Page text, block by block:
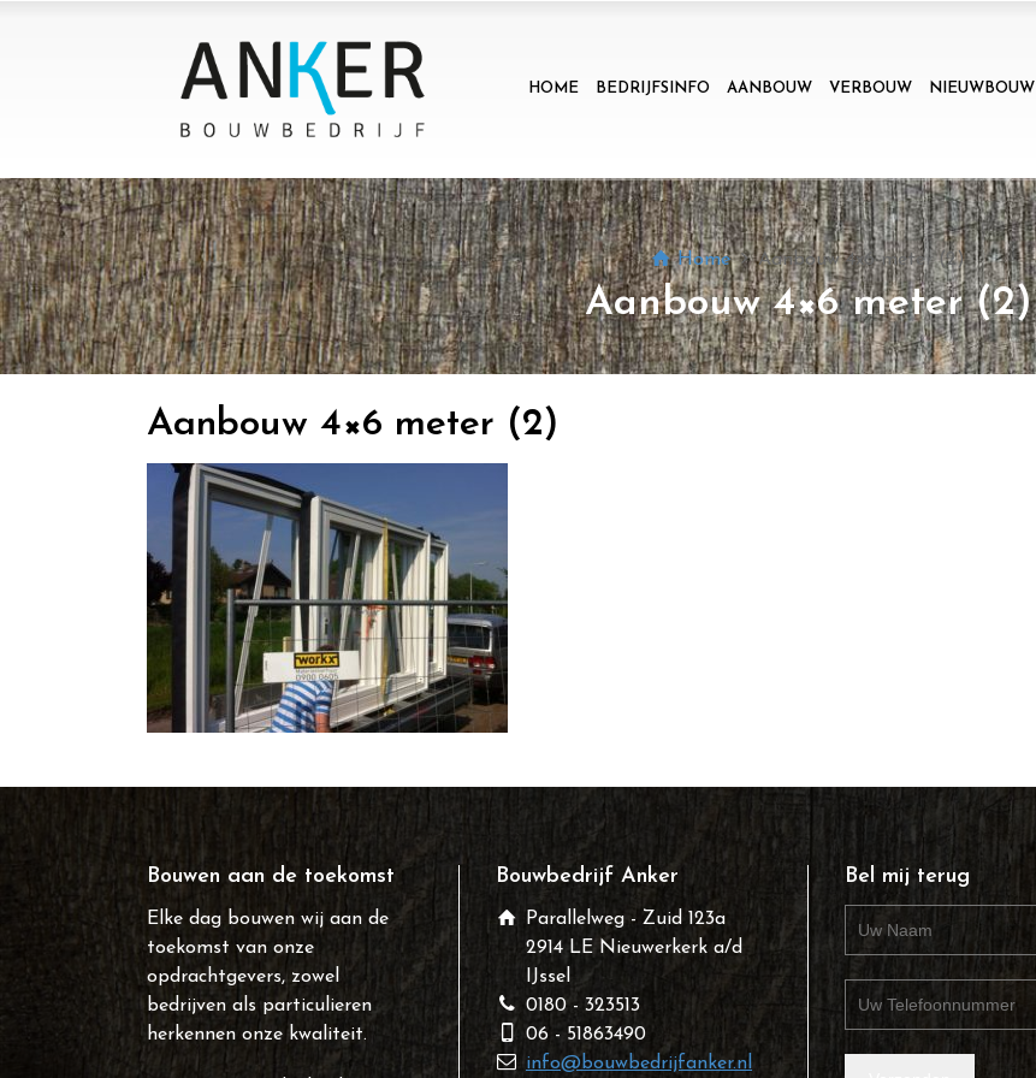
HOME BEDRIJFSINFO AANBOUW VERBOUW NIEUWBOUW
Home Aanbouw 4x6 meter (2)
Aanbouw 4×6 meter (2)
Aanbouw 4×6 meter (2)
Bouwen aan de toekomst
Elke dag bouwen wij aan de
toekomst van onze
opdrachtgevers, zowel
bedrijven als particulieren
herkennen onze kwaliteit.
Bouwbedrijf Anker
Parallelweg - Zuid 123a
2914 LE Nieuwerkerk a/d
IJssel
0180 - 323513
06 - 51863490
info@bouwbedrijfanker.nl
Bel mij terug